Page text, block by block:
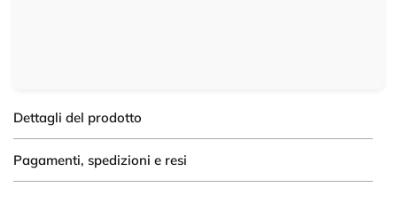
Dettagli del prodotto
Pagamenti, spedizioni e resi